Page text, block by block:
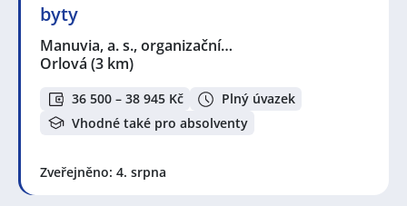
byty
Manuvia, a. s., organizační…
Orlová (3 km)
36 500 – 38 945 Kč
Plný úvazek
Vhodné také pro absolventy
Zveřejněno: 4. srpna